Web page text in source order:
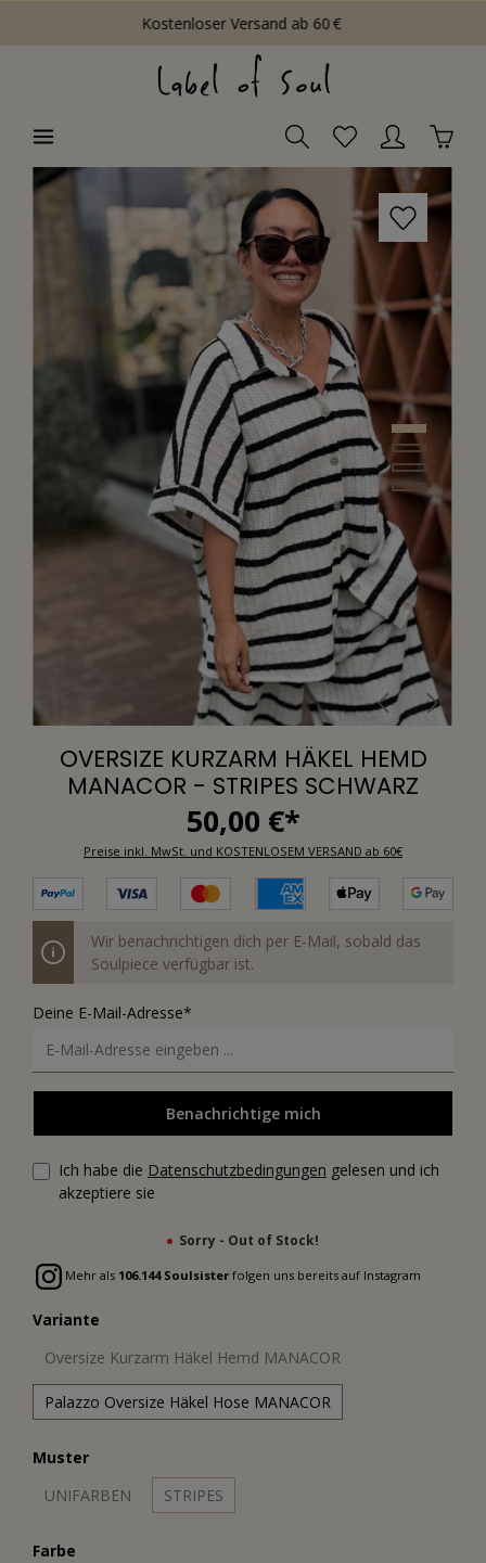
Kostenloser Versand ab 60 €
OVERSIZE KURZARM HÄKEL HEMD
MANACOR - STRIPES SCHWARZ
50,00 €*
Preise inkl. MwSt. und KOSTENLOSEM VERSAND ab 60€
Wir benachrichtigen dich per E-Mail, sobald das
Soulpiece verfügbar ist.
Deine E-Mail-Adresse*
Benachrichtige mich
Ich habe die Datenschutzbedingungen gelesen und ich
akzeptiere sie
Sorry - Out of Stock!
Mehr als 106.144 Soulsisterfolgen uns bereits auf Instagram
Variante
Oversize Kurzarm Häkel Hemd MANACOR
Palazzo Oversize Häkel Hose MANACOR
Muster
UNIFARBEN
STRIPES
Farbe